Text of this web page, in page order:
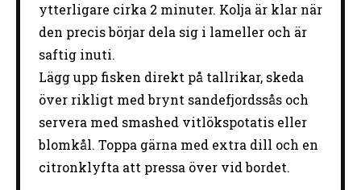
ytterligare cirka 2 minuter. Kolja är klar när
den precis börjar dela sig i lameller och är
saftig inuti.
Lägg upp fisken direkt på tallrikar, skeda
över rikligt med brynt sandefjordssås och
servera med smashed vitlökspotatis eller
blomkål. Toppa gärna med extra dill och en
citronklyfta att pressa över vid bordet.